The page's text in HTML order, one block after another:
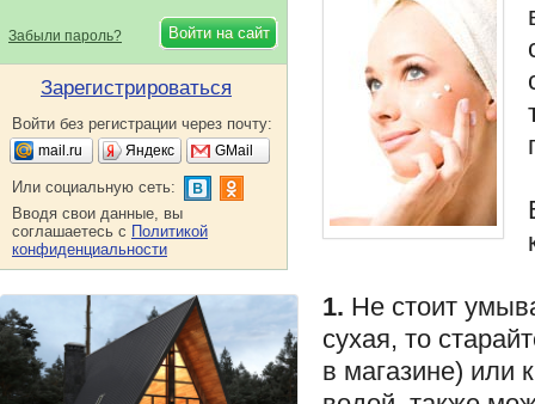
1. Не стоит
сухая, то
в магазине) или
Забыли пароль?
Зарегистрироваться
Войти без регистрации через почту:
mail.ru Яндекс GMail
Или социальную сеть:
Вводя свои данные, вы
соглашаетесь с Политикой
конфиденциальности